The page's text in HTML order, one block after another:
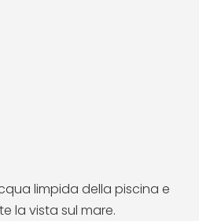
limpida della piscina e
la vista sul mare.